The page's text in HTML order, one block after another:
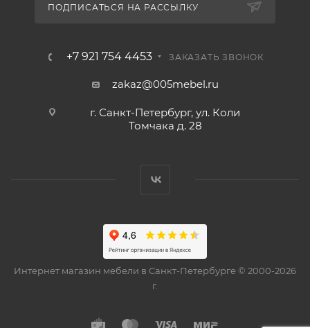
ПОДПИСАТЬСЯ НА РАССЫЛКУ
+7 921 754 4453 ЗАКАЗАТЬ ЗВОНОК
zakaz@005mebel.ru
г. Санкт-Петербург, ул. Коли
Томчака д. 28
Интернет магазин мебели в Санкт-Петербурге © 2000-2026
г.